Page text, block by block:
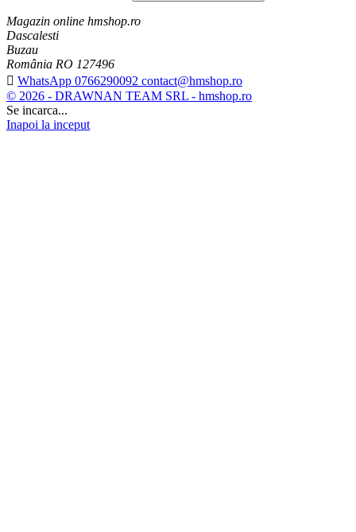
Magazin online hmshop.ro
Dascalesti
Buzau
România RO 127496
 WhatsApp 0766290092 contact@hmshop.ro
© 2026 - DRAWNAN TEAM SRL - hmshop.ro
Se incarca...
Inapoi la inceput